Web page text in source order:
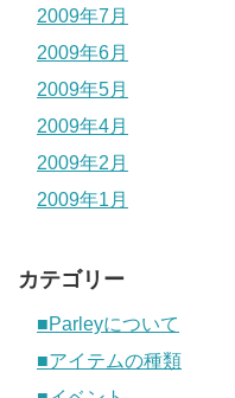
2009年7月
2009年6月
2009年5月
2009年4月
2009年2月
2009年1月
カテゴリー
■Parleyについて
■アイテムの種類